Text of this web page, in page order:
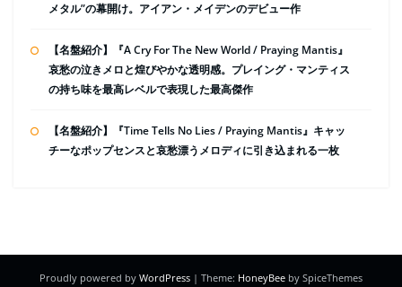
メタル”の幕開け。アイアン・メイデンのデビュー作
【名盤紹介】『A Cry For The New World / Praying Mantis』
哀愁の泣きメロと煌びやかな透明感。プレイング・マンティス
の持ち味を最高レベルで表現した最高傑作
【名盤紹介】『Time Tells No Lies / Praying Mantis』キャッ
チーなポップセンスと哀愁漂うメロディに引き込まれる一枚
Proudly powered by WordPress | Theme: HoneyBee by SpiceThemes